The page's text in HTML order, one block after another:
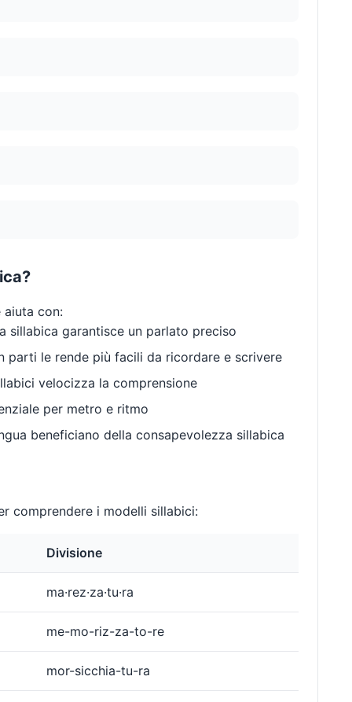
con:
garantisce un parlato preciso
le rende più facili da ricordare e scrivere
velocizza la comprensione
per metro e ritmo
beneficiano della consapevolezza sillabica
comprendere i modelli sillabici:
Divisione
ma·rez·za·tu·ra
me-mo-riz-za-to-re
mor-sicchia-tu-ra